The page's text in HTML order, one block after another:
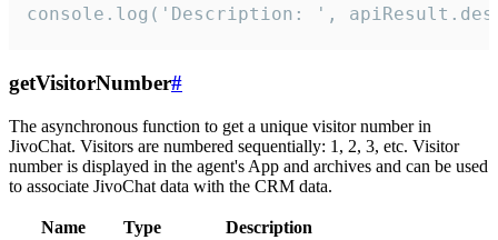
console.log('Description: ',
getVisitorNumber#
The asynchronous function to get a unique visitor number in
JivoChat. Visitors are numbered sequentially: 1, 2, 3, etc. Visitor
number is displayed in the agent's App and archives and can be used
to associate JivoChat data with the CRM data.
Name Type
Description